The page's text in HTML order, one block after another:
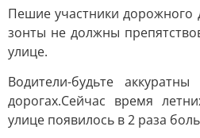
Пешие участники
зонты не должны
улице.
Водители-будьте
дорогах.Сейчас время
улице появилось в 2 раза